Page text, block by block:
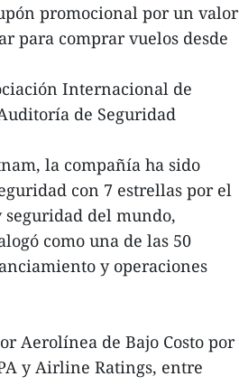
promocional por un valor
para comprar vuelos desde
Internacional de
de Seguridad
la compañía ha sido
con 7 estrellas por el
del mundo,
como una de las 50
y operaciones
Aerolínea de Bajo Costo por
y Airline Ratings, entre